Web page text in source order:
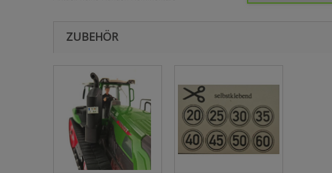
ZUBEHÖR